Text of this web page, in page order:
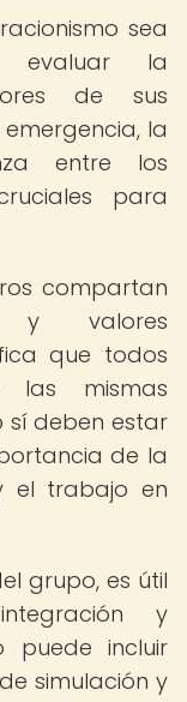
sea
evaluar la
de sus
la
entre los
para
compartan
y valores
que todos
las mismas
sí deben estar
de la
el trabajo en
grupo, es útil
y
puede incluir
simulación y